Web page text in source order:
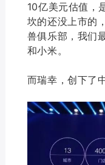
10亿美元估值，
坎的还没上市的
兽俱乐部，我们
和小米。
而瑞幸，创下了